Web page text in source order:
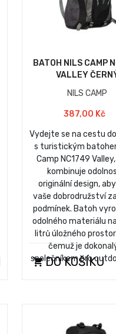
BATOH NILS CAMP
VALLEY
NILS CAMP
387,00 Kč
Vydejte se na cestu
s turistickým
Camp NC1749
kombinuje
originální design, aby
vaše dobrodružství
podmínek. Batoh
odolného materiálu
litrů úložného
čemuž je
společníkem pro
DO KOŠÍKU